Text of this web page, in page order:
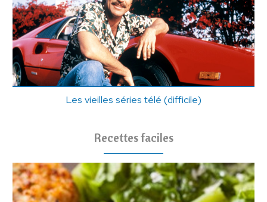
Les vieilles séries télé (difficile)
Recettes faciles